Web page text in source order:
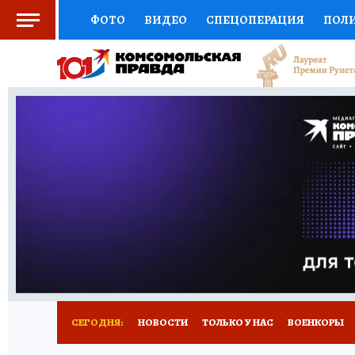
ФОТО ВИДЕО СПЕЦОПЕРАЦИЯ
СОЦПОДДЕРЖКА НАУКА СПОРТ
ВЫБОР ЭКСПЕРТОВ ДОКТОР
ПРОГНОЗЫ НА СПОРТ
НОВОЕ
СЕГОДНЯ: НОВОСТИ ТОЛЬКО У НАС ВОЕНКОРЫ